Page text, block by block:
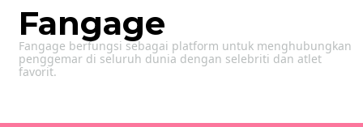
Fangage
Fangage berfungsi sebagai platform untuk menghubungkan
penggemar di seluruh dunia dengan selebriti dan atlet
favorit.